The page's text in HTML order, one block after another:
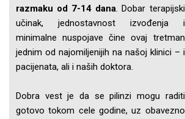
razmaku od 7-14 dana. Dobar terapijski
učinak, jednostavnost izvođenja i
minimalne nuspojave čine ovaj tretman
jednim od najomiljenijih na našoj klinici – i
pacijenata, ali i naših doktora.
Dobra vest je da se pilinzi mogu raditi
gotovo tokom cele godine, uz obavezno